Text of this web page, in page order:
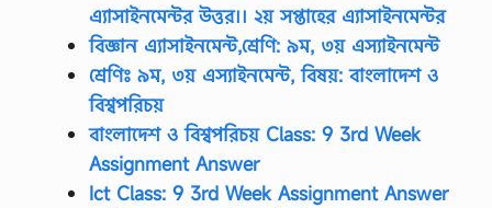
এ্যাসাইনমেন্টর উত্তর।। ২য় সপ্তাহের এ্যাসাইনমেন্টর
বিজ্ঞান এ্যাসাইনমেন্ট,শ্রেণি: ৯ম, ৩য় এস্যাইনমেন্ট
শ্রেণিঃ ৯ম, ৩য় এস্যাইনমেন্ট, বিষয়: বাংলাদেশ ও
বিশ্বপরিচয়
বাংলাদেশ ও বিশ্বপরিচয় Class: 9 3rd Week
Assignment Answer
Ict Class: 9 3rd Week Assignment Answer